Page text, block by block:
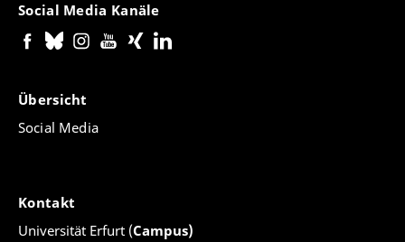
Social Media Kanäle
Übersicht
Social Media
Kontakt
Universität Erfurt (Campus)